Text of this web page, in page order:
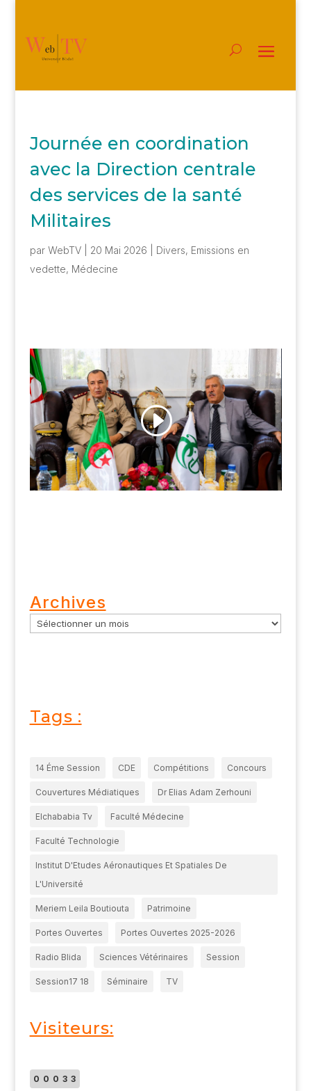
Journée en coordination
avec la Direction centrale
des services de la santé
Militaires
par WebTV| 20 Mai 2026 Divers, Emissions en
vedette, Médecine
Archives
Tags :
14 Éme Session CDE Compétitions Concours
Couvertures Médiatiques Dr Elias Adam Zerhouni
Elchababia Tv Faculté Médecine
Faculté Technologie
Institut D'Etudes Aéronautiques Et Spatiales De
L'Université
Meriem Leila Boutiouta Patrimoine
Portes Ouvertes Portes Ouvertes 2025-2026
Radio Blida Sciences Vétérinaires Session
Session17 18 Séminaire TV
Visiteurs:
00033